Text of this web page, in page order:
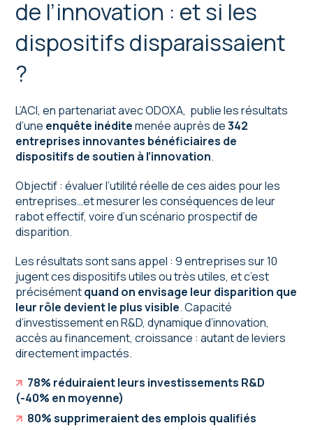
de l’innovation : et si les
dispositifs disparaissaient
?
L’ACI, en partenariat avec ODOXA, publie les résultats
d’une enquête inéditemenée auprès de342
entreprises innovantes bénéficiaires de
dispositifs de soutien à l’innovation.
Objectif : évaluer l’utilité réelle de ces aides pour les
entreprises…et mesurer les conséquences de leur
rabot effectif, voire d’un scénario prospectif de
disparition.
Les résultats sont sans appel : 9 entreprises sur 10
jugent ces dispositifs utiles ou très utiles, et c’est
précisémentquand on envisage leur disparition que
leur rôle devient le plus visible. Capacité
d’investissement en R&D, dynamique d’innovation,
accès au financement, croissance : autant de leviers
directement impactés.
78% réduiraient leurs investissements R&D
(-40% en moyenne)
80% supprimeraient des emplois qualifiés